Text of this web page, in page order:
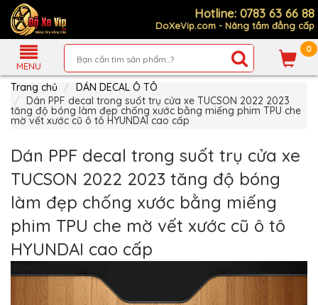
Hotline: 0783 63 66 88
DoXeVip.com - Nâng tầm đẳng cấp
MENU
0
Giới
Thiệu
Sản
Phẩm
Hướng
Mua
Hàng
Chính
Thanh
Xe
Mới
Liên
hệ
Trang chủ
DÁN DECAL Ô TÔ
Dán PPF decal trong suốt trụ cửa xe TUCSON 2022 2023
tăng độ bóng làm đẹp chống xước bằng miếng phim TPU che
mờ vết xước cũ ô tô HYUNDAI cao cấp
Dán PPF decal trong suốt trụ cửa xe
TUCSON 2022 2023 tăng độ bóng
làm đẹp chống xước bằng miếng
phim TPU che mờ vết xước cũ ô tô
HYUNDAI cao cấp